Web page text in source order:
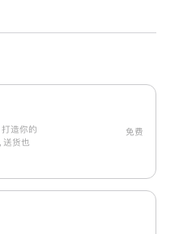
打造你的
送货也
免费